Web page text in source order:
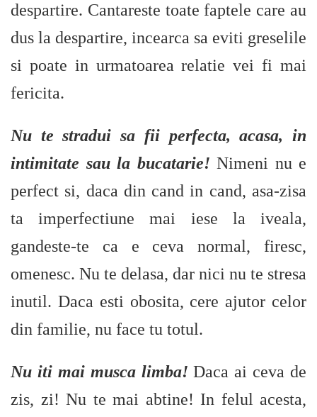
despartire. Cantareste toate faptele care au
dus la despartire, incearca sa eviti greselile
si poate in urmatoarea relatie vei fi mai
fericita.
Nu te stradui sa fii perfecta, acasa, in
intimitate sau la bucatarie! Nimeni nu e
perfect si, daca din cand in cand, asa-zisa
ta imperfectiune mai iese la iveala,
gandeste-te ca e ceva normal, firesc,
omenesc. Nu te delasa, dar nici nu te stresa
inutil. Daca esti obosita, cere ajutor celor
din familie, nu face tu totul.
Nu iti mai musca limba! Daca ai ceva de
zis, zi! Nu te mai abtine! In felul acesta,